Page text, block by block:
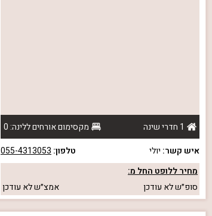
1 חדרי שינה
מקסימום אורחים ללינה: 0
איש קשר: יולי טלפון: 055-4313053
מחיר ללופט החל מ:
סופ״שלא עודכן אמצ״שלא עודכן